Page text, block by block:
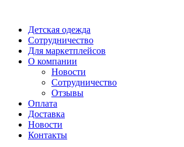
Детская одежда
Сотрудничество
Для маркетплейсов
О компании
Новости
Сотрудничество
Отзывы
Оплата
Доставка
Новости
Контакты